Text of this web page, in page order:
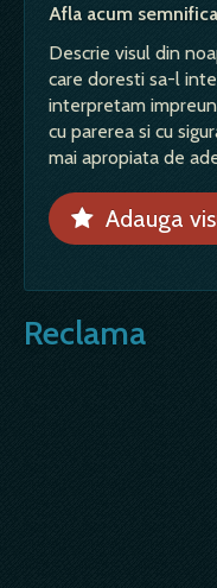
Afla acum
Descrie visul din
care doresti sa-l
interpretam
cu parerea si cu
mai apropiata de
Adauga
Reclama